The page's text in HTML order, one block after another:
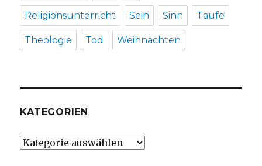
Religionsunterricht Sein Sinn Taufe
Theologie Tod Weihnachten
KATEGORIEN
Kategorien